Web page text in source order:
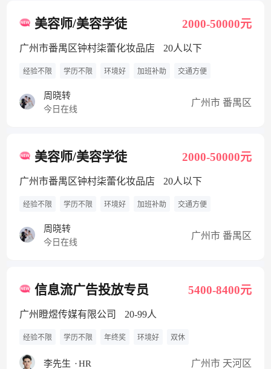
美容师/美容学徒 2000-50000元
广州市番禺区钟村柒蕾化妆品店 20人以下
经验不限 学历不限 环境好 加班补助 交通方便
周晓转
今日在线
广州市 番禺区
美容师/美容学徒 2000-50000元
广州市番禺区钟村柒蕾化妆品店 20人以下
经验不限 学历不限 环境好 加班补助 交通方便
周晓转
今日在线
广州市 番禺区
信息流广告投放专员 5400-8400元
广州瞪煜传媒有限公司 20-99人
经验不限 学历不限 年终奖 环境好 双休
李先生 ·HR 广州市 天河区